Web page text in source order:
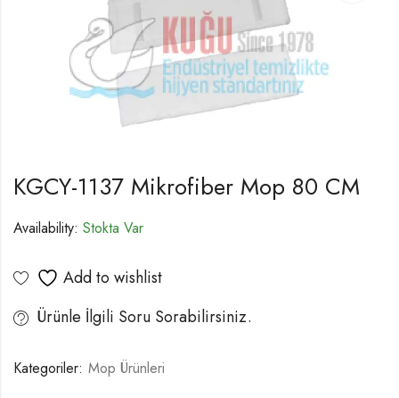
KGCY-1137 Mikrofiber Mop 80 CM
Availability: Stokta Var
Add to wishlist
Ürünle İlgili Soru Sorabilirsiniz.
Kategoriler: Mop Ürünleri